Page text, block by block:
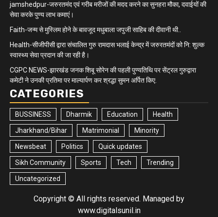
jamshedpur-जरुरतमंद एवं गरीब मरीजों की मदद करने का सुनहरा मौका, दवाईयों की
सेवा करके पुण्य लाभ कमाएं।
Faith-जन्म से मुस्लिम होने के बावजूद मधुबाला जपुजी साहिब की दीवानी थी..
Health-सीजीपीसी द्वारा संचालित गुरु रामदास भलाई केन्द्र में जरुरतमंदों को नि: शुल्क
स्वास्थ्य सेवा प्रदान की जा रही है।
CGPC NEWS-झारखंड जनक शिबू सोरेन की पहली पुण्यतिथि पर सेंट्रल गुरुद्वारा
कमेटी ने उनकी प्रतिमा पर माल्यार्पण कर श्रद्धा सुमन अर्पित किए.
CATEGORIES
BUSSINESS Dharmik Education Health
Jharkhand/Bihar Matrimonial Minority
Newsbeat Politics Quick updates
Sikh Community Sports Tech Trending
Uncategorized
Copyright © All rights reserved. Managed by
www.digitalsunil.in